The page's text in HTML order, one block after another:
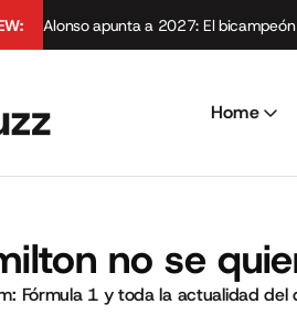
Alonso apunta a 2027: El
Home
no se
Fórmula 1 y toda la actualidad